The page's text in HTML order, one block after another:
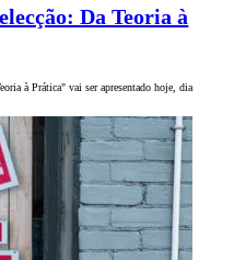
Da Teoria à
à Prática" vai ser apresentado hoje, dia